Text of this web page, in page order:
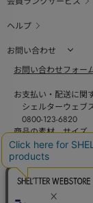
ヘルプ
お問い合わせ
お問い合わせフォー
お支払い・配送に関
シェルターウェブ
0800-123-6820
商品の素材、サイズ
バロックジャパン
03-6730-9191
BAROQUE JAPAN